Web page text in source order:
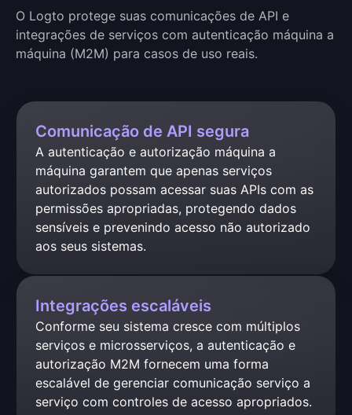
O Logto protege suas comunicações de API e
integrações de serviços com autenticação máquina a
máquina (M2M) para casos de uso reais.
Comunicação de API segura
A autenticação e autorização máquina a
máquina garantem que apenas serviços
autorizados possam acessar suas APIs com as
permissões apropriadas, protegendo dados
sensíveis e prevenindo acesso não autorizado
aos seus sistemas.
Integrações escaláveis
Conforme seu sistema cresce com múltiplos
serviços e microsserviços, a autenticação e
autorização M2M fornecem uma forma
escalável de gerenciar comunicação serviço a
serviço com controles de acesso apropriados.